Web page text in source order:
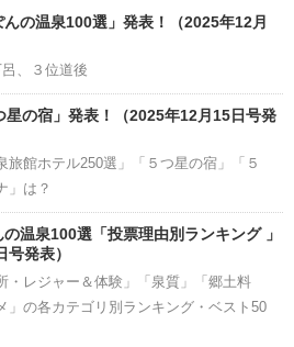
Channel
の温泉100選」発表！（2025年12月
、３位道後
星の宿」発表！（2025年12月15日号発
旅館ホテル250選」「５つ星の宿」「５
」は？
温泉100選「投票理由別ランキング 」
号発表）
・レジャー＆体験」「泉質」「郷土料
」の各カテゴリ別ランキング・ベスト50